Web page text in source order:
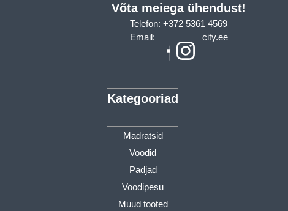
Võta meiega ühendust!​
Telefon: +372 5361 4569
Email: info@sleepcity.ee
Kategooriad
Madratsid
Voodid
Padjad
Voodipesu
Muud tooted